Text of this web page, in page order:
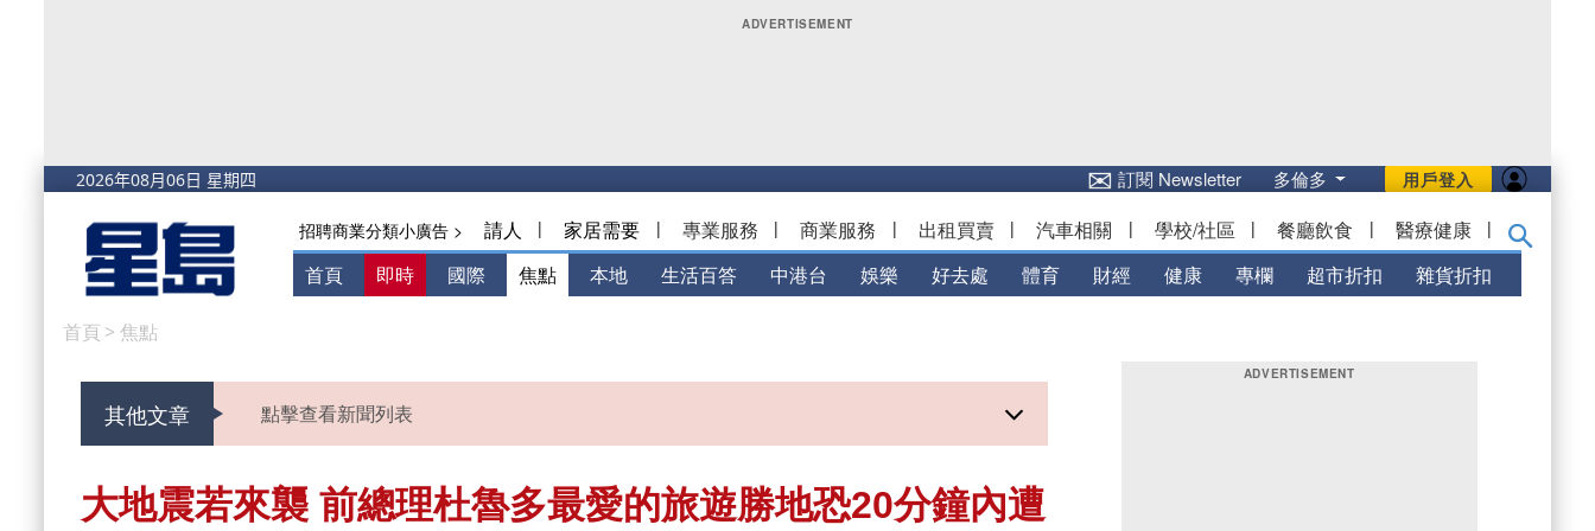
用戶登入
✉訂閱 Newsletter 多倫多
招聘商業分類小廣告 > 請人 | 家居需要 | 專業服務 | 商業服務 | 出租買賣 | 汽車相關 | 學校/社區 | 餐廳飲食 | 醫療健康 |
首頁 即時 國際 焦點 本地 生活百答 中港台 娛樂 好去處 體育 財經 健康 專欄 超市折扣 雜貨折扣
首頁 > 焦點
其他文章 點擊查看新聞列表
大地震若來襲 前總理杜魯多最愛的旅遊勝地恐20分鐘內遭